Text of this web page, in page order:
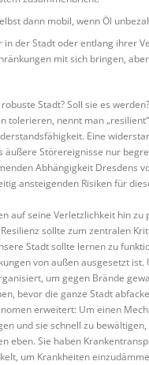
dann mobil, wenn Öl
in der Stadt oder entlang ihrer
mit sich bringen,
Stadt? Soll sie es werden?
tolerieren, nennt man
Eine
äußere Störereignisse nur
Abhängigkeit Dresdens
ansteigenden Risiken für
auf seine Verletzlichkeit hin zu
sollte zum zentralen
Stadt sollte lernen zu
von außen ausgesetzt
um gegen Brände
bevor die ganze Stadt
erweitert: Um einen
und sie schnell zu bewältigen,
eben. Sie haben
um Krankheiten